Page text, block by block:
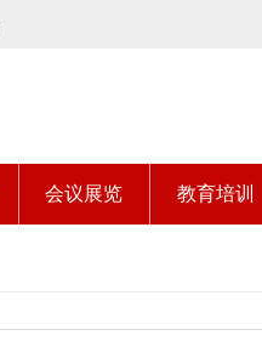
会议展览 教育培训